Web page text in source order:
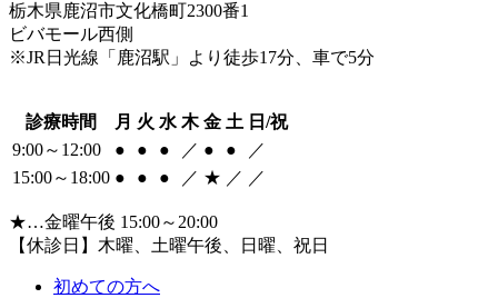
栃木県鹿沼市文化橋町2300番1
ビバモール西側
※JR日光線「鹿沼駅」より徒歩17分、車で5分
診療時間 月 火 水 木 金 土 日/祝
9:00～12:00
● ● ● ／ ● ●
／
15:00～18:00 ● ● ● ／ ★ ／ ／
★…金曜午後 15:00～20:00
【休診日】木曜、土曜午後、日曜、祝日
初めての方へ